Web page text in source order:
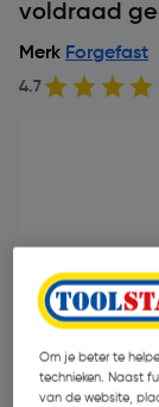
voldraad
Merk Forgefast
4.7
Om je beter te
technieken. Naast
van de website,